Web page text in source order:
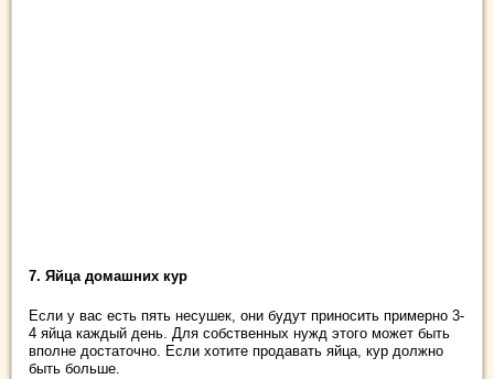
7. Яйца домашних кур
Если у вас есть пять несушек, они будут приносить примерно 3-
4 яйца каждый день. Для собственных нужд этого может быть
вполне достаточно. Если хотите продавать яйца, кур должно
быть больше.